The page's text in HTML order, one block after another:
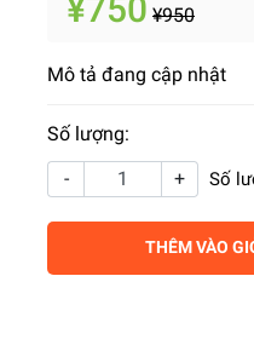
¥750 ¥950
Mô tả đang cập nhật
Số lượng:
-
+ Số
THÊM VÀO